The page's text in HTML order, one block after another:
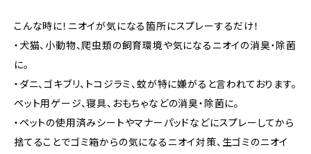
こんな時に！ニオイが気になる箇所にスプレーするだけ！
・犬猫、小動物、爬虫類の飼育環境や気になるニオイの消臭・除菌
に。
・ダニ、ゴキブリ、トコジラミ、蚊が特に嫌がると言われております。
ペット用ゲージ、寝具、おもちゃなどの消臭・除菌に。
・ペットの使用済みシートやマナーパッドなどにスプレーしてから
捨てることでゴミ箱からの気になるニオイ対策、生ゴミのニオイ